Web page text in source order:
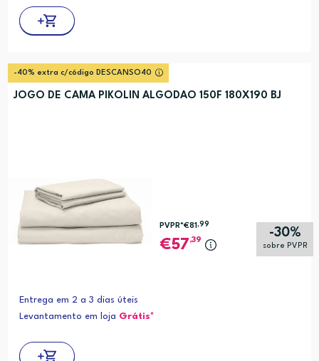
-40% extra c/código DESCANSO40
JOGO DE CAMA PIKOLIN ALGODAO 150F 180X190 BJ
-30%
sobre PVPR
PVPR*€81 ,99
57,39
Entrega em 2 a 3 dias úteis
Levantamento em loja Grátis*